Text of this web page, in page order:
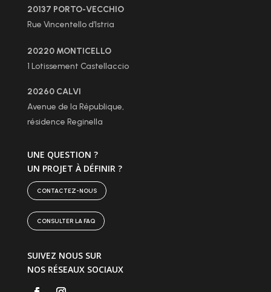
20137 PORTO-VECCHIO
Rue Vincentello d’Istria
20220 MONTICELLO
1 Lotissement Castellaccio
20260 CALVI
Avenue de la République,
résidence Reginella
UNE QUESTION ?
UN PROJET À DÉFINIR ?
CONTACTEZ-NOUS
CONSULTER LA FAQ
SUIVEZ NOUS SUR
NOS RÉSEAUX SOCIAUX